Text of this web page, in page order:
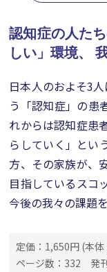
認知症の人た
しい」環境、
日本人のおよそ3
う「認知症」の患
れからは認知症患
らしていく」とい
方、その家族が、
目指しているスコ
今後の我々の課題
定価：1,650円 (本
ページ数：332
発